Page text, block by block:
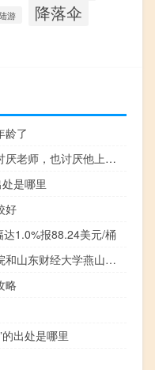
游 降落伞
龄了
初中小学：孩子讨厌老师，也讨厌他上的课怎么办
是哪里
好
1.0%报88.24美元/桶
山东石油化工学院和山东财经大学燕山学院的专业对比
略
出处是哪里